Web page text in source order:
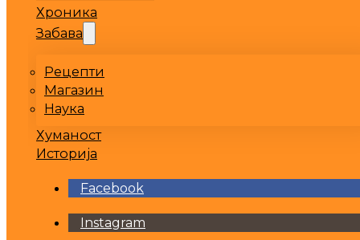
Хроника
Забава
Рецепти
Магазин
Наука
Хуманост
Историја
Facebook
Instagram